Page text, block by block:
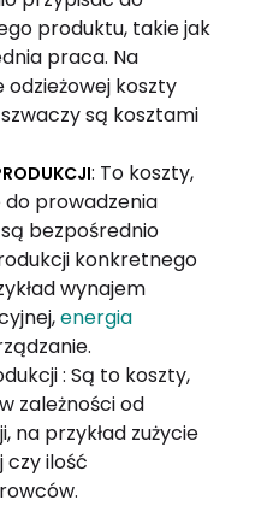
produktu, takie jak
praca. Na
odzieżowej koszty
są kosztami
: To koszty,
prowadzenia
są bezpośrednio
konkretnego
wynajem
energia
: Są to koszty,
zależności od
na przykład zużycie
ilość